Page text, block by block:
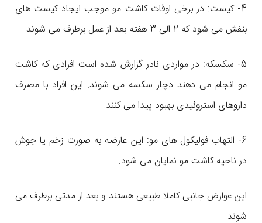
4- کیست: در برخی اوقات کاشت مو موجب ایجاد کیست های
بنفش می شود که 2 الی 3 هفته بعد از عمل برطرف می شوند.
5- سکسکه: در مواردی نادر گزارش شده است افرادی که کاشت
مو انجام می دهند دچار سکسه می شوند. این افراد با مصرف
داروهای استروئیدی بهبود پیدا می کنند.
6- التهاب فولیکول های مو: این عارضه به صورت زخم یا جوش
در ناحیه کاشت مو نمایان می شود.
این عوارض جانبی کاملا طبیعی هستند و بعد از مدتی برطرف می
شوند.